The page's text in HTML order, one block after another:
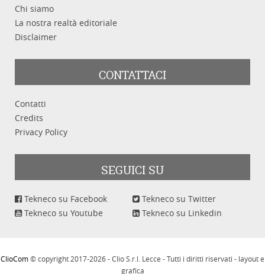
Cerca Pulisci
Chi siamo
La nostra realtà editoriale
Disclaimer
CONTATTACI
Contatti
Credits
Privacy Policy
SEGUICI SU
Tekneco su Facebook
Tekneco su Twitter
Tekneco su Youtube
Tekneco su Linkedin
ClioCom© copyright 2017-2026 - Clio S.r.l. Lecce - Tutti i diritti riservati - layout e
grafica